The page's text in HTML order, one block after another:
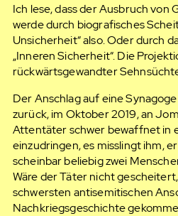
Ich lese, dass der Ausbruch von
werde durch biografisches
Unsicherheit“ also. Oder durch
„Inneren Sicherheit“. Die
rückwärtsgewandter
Der Anschlag auf eine
zurück, im Oktober 2019, an
Attentäter schwer bewaffnet in
einzudringen, es misslingt ihm,
scheinbar beliebig zwei
Wäre der Täter nicht
schwersten antisemitischen
Nachkriegsgeschichte